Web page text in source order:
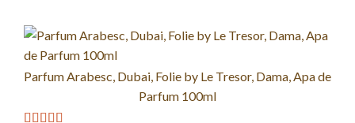
Parfum Arabesc, Dubai, Folie by Le Tresor, Dama, Apa de
Parfum 100ml